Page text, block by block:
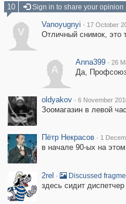
10 Sign in to share your opinion
V
Vanoyugnyi · 17 October
Отличный снимок, это
A
Anna399 · 26
Да,
oldyakov · 6 November
Зоомагазин в левой
Пётр Некрасов · 1
в начале 90-ых на
2rel · Discussed
здесь сидит